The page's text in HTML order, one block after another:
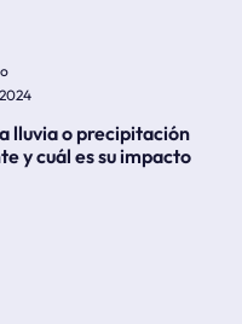
lluvia o precipitación
y cuál es su impacto